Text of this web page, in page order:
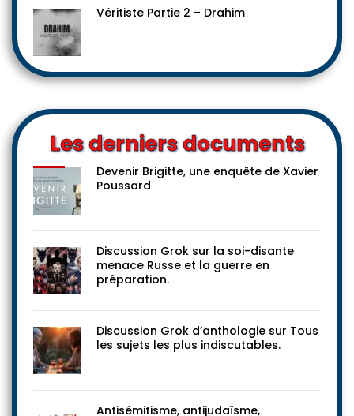
Véritiste Partie 2 – Drahim
Les derniers documents
Devenir Brigitte, une enquête de Xavier
Poussard
Discussion Grok sur la soi-disante
menace Russe et la guerre en
préparation.
Discussion Grok d’anthologie sur Tous
les sujets les plus indiscutables.
Antisémitisme, antijudaïsme,